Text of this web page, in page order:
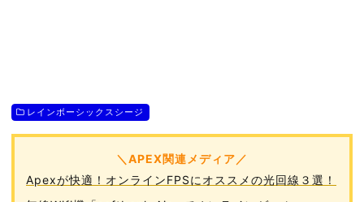
レインボーシックスシージ
＼APEX関連メディア／
Apexが快適！オンラインFPSにオススメの光回線３選！